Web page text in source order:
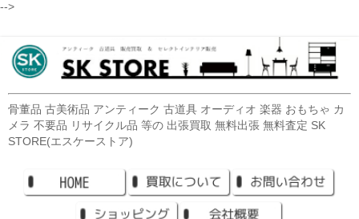
-->
骨董品 古美術品 アンティーク 古道具 オーディオ 楽器 おもちゃ カ
メラ 不要品 リサイクル品 等の 出張買取 無料出張 無料査定 SK
STORE(エスケーストア)